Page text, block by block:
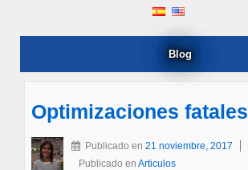
Blog
Optimizaciones fatales
Publicado en21 noviembre, 2017
Publicado enArticulos